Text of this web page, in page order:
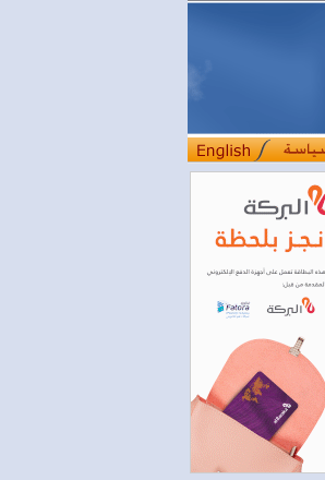
أساسية نحو بناء قطاع مالي حديث